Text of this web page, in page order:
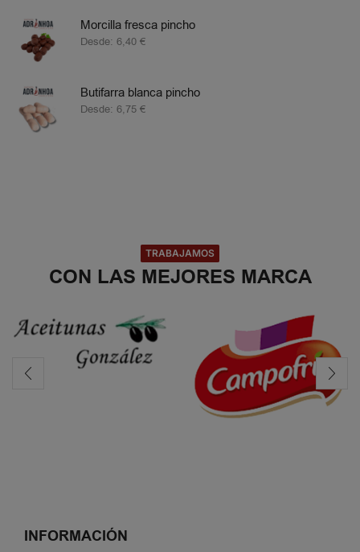
Morcilla fresca pincho
Desde: 6,40 €
Butifarra blanca pincho
Desde: 6,75 €
TRABAJAMOS
CON LAS MEJORES MARCA
INFORMACIÓN